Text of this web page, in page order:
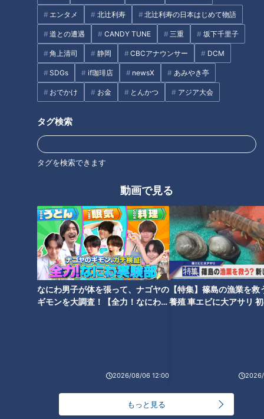
エンタメ 北辻利寿 北辻利寿の日本はじめて物語
道との遭遇 CANDY TUNE 三重 坂下千里子
角上清司 静岡 CBCアナウンサー DCM
SDGs if珈琲店 newsX あみやき亭
おでかけ お金 とんかつ アジア大会
タグ検索
タグを検索できます
動画で見る
なにわ男子が体を張って、ナゴヤの
ギモンを大調査！【全力！なにわ実
2026/08/06 12:00
【特集】篠島の漁業を救
養殖 車エビに大アサリ
もっと見る
【切り抜きみてちょ】先輩から
の金言 #夏目アナ #小高アナ #
古川アナ #のん兵衛トーク
敵をダマすには、まず味方か
ら！川上憲伸、今だから明かす
現役時代マル秘情報！
タグ
スポーツ
川上吉見のWエース対談
ランキング
RANKING